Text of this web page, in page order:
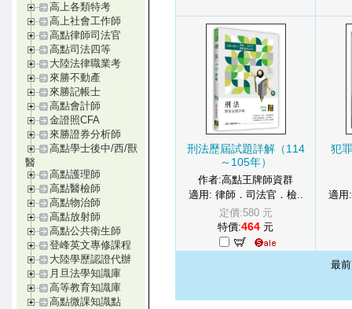
高上各類特考
高上社會工作師
高點律師司法官
高點司法四等
大陸法律職業考
來勝不動產
來勝記帳士
高點會計師
金證照CFA
來勝證券分析師
高點學士後中/西/獸
醫
高點護理師
高點醫檢師
高點物治師
高點放射師
高點公共衛生師
登峰英文專修課程
大陸學歷認證代辦
月旦法學知識庫
高等教育知識庫
高點微課知識點
刑法歷屆試題詳解（114
～105年）
作者:高點王牌師資群
適用: 律師．司法官．檢..
定價:580 元
特價:464 元
犯
適用
最